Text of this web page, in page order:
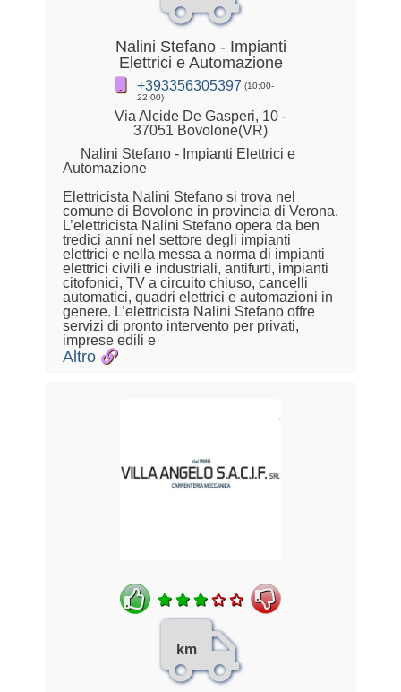
Nalini Stefano - Impianti
Elettrici e Automazione
+393356305397 (10:00-
22:00)
Via Alcide De Gasperi, 10 -
37051 Bovolone(VR)
Nalini Stefano - Impianti Elettrici e
Automazione
Elettricista Nalini Stefano si trova nel
comune di Bovolone in provincia di Verona.
L’elettricista Nalini Stefano opera da ben
tredici anni nel settore degli impianti
elettrici e nella messa a norma di impianti
elettrici civili e industriali, antifurti, impianti
citofonici, TV a circuito chiuso, cancelli
automatici, quadri elettrici e automazioni in
genere. L’elettricista Nalini Stefano offre
servizi di pronto intervento per privati,
imprese edili e
Altro
km